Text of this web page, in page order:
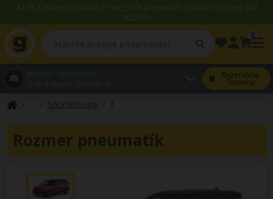
Až 35 € zľava na montáž k novej sade pneumatík! Použite kupónový kód
ROZBEH
Rezervácia
Termínu
Sportequipe
Rozmer pneumatík